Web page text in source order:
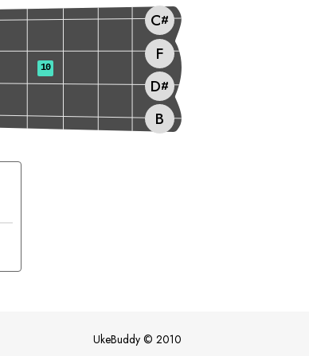
B
D#
F
C#
10
UkeBuddy © 2010